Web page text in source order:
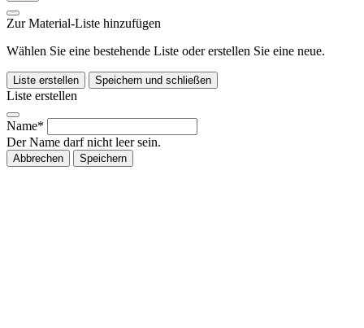
Zur Material-Liste hinzufügen
Wählen Sie eine bestehende Liste oder erstellen Sie eine neue.
Liste erstellen Speichern und schließen
Liste erstellen
Name*
Der Name darf nicht leer sein.
Abbrechen Speichern